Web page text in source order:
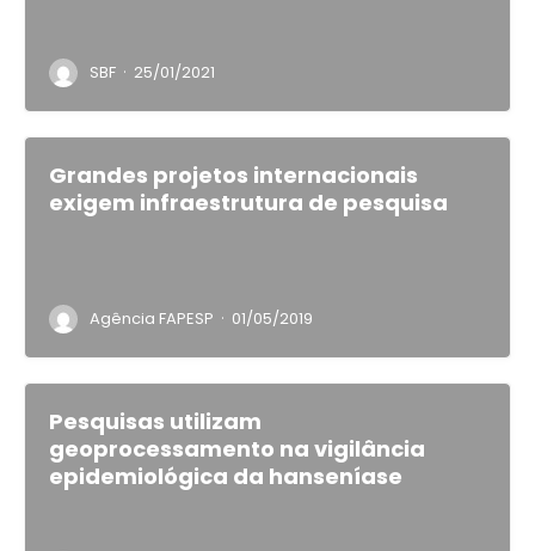
SBF · 25/01/2021
Grandes projetos internacionais
exigem infraestrutura de pesquisa
Agência FAPESP · 01/05/2019
Pesquisas utilizam
geoprocessamento na vigilância
epidemiológica da hanseníase